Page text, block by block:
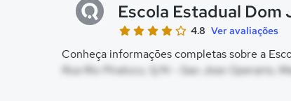
Escola Estadual Dom
4.8 Ver avaliações
Conheça informações completas sobre a
Rua Rio Piratucu, S/N - Sao Jose Operario,